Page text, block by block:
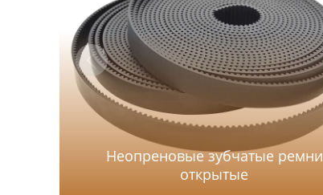
Неопреновые зубчатые ремни
открытые